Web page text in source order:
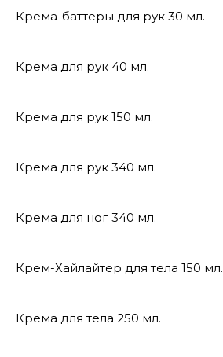
Крема-баттеры для рук 30 мл.
Крема для рук 40 мл.
Крема для рук 150 мл.
Крема для рук 340 мл.
Крема для ног 340 мл.
Крем-Хайлайтер для тела 150 мл.
Крема для тела 250 мл.